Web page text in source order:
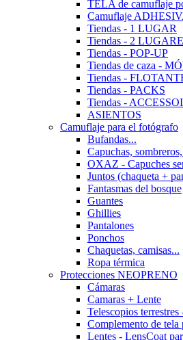
TELA de camuflaje
Camuflaje
Tiendas - 1 LUGAR
Tiendas - 2
Tiendas - POP-UP
Tiendas de caza -
Tiendas -
Tiendas - PACKS
Tiendas -
ASIENTOS
Camuflaje para el fotógrafo
Bufandas...
Capuchas,
OXAZ - Capuches
Juntos (chaqueta +
Fantasmas del bosque
Guantes
Ghillies
Pantalones
Ponchos
Chaquetas, camisas...
Ropa térmica
Protecciones NEOPRENO
Cámaras
Camaras + Lente
Telescopios
Complemento de
Lentes - LensCoat